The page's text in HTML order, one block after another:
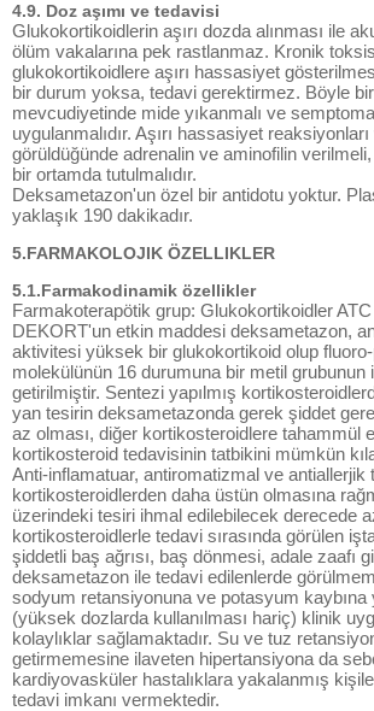
4.9. Doz aşımı ve tedavisi
Glukokortikoidlerin aşırı dozda alınması ile
ölüm vakalarına pek rastlanmaz. Kronik
glukokortikoidlere aşırı hassasiyet
bir durum yoksa, tedavi gerektirmez. Böyle
mevcudiyetinde mide yıkanmalı ve
uygulanmalıdır. Aşırı hassasiyet
görüldüğünde adrenalin ve aminofilin
bir ortamda tutulmalıdır.
Deksametazon'un özel bir antidotu yoktur.
yaklaşık 190 dakikadır.
5.FARMAKOLOJIK ÖZELLIKLER
5.1.Farmakodinamik özellikler
Farmakoterapötik grup: Glukokortikoidler
DEKORT'un etkin maddesi deksametazon,
aktivitesi yüksek bir glukokortikoid olup
molekülünün 16 durumuna bir metil
getirilmiştir. Sentezi yapılmış
yan tesirin deksametazonda gerek şiddet
az olması, diğer kortikosteroidlere tahammül
kortikosteroid tedavisinin tatbikini mümkün
Anti-inflamatuar, antiromatizmal ve antiallerjik
kortikosteroidlerden daha üstün olmasına
üzerindeki tesiri ihmal edilebilecek derecede
kortikosteroidlerle tedavi sırasında görülen
şiddetli baş ağrısı, baş dönmesi, adale zaafı
deksametazon ile tedavi edilenlerde
sodyum retansiyonuna ve potasyum kaybına
(yüksek dozlarda kullanılması hariç) klinik
kolaylıklar sağlamaktadır. Su ve tuz
getirmemesine ilaveten hipertansiyona da
kardiyovasküler hastalıklara yakalanmış
tedavi imkanı vermektedir.